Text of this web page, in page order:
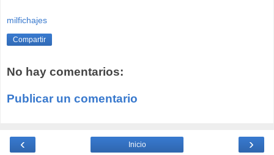
milfichajes
Compartir
No hay comentarios:
Publicar un comentario
‹ ›
Inicio